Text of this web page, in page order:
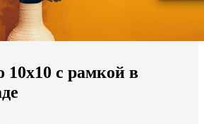
миру
10х10 с рамкой в